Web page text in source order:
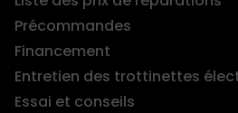
Précommandes
Financement
Entretien des trottinettes
Essai et conseils